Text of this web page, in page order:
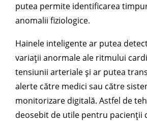
putea permite identificarea
anomalii fiziologice.
Hainele inteligente ar putea
variații anormale ale ritmului
tensiunii arteriale și ar putea
alerte către medici sau către
monitorizare digitală. Astfel de
deosebit de utile pentru pacienții